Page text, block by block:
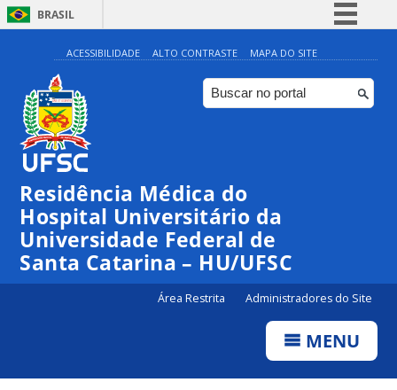
BRASIL
Simplifique!
Comunica BR
Participe
ACESSIBILIDADE ALTO CONTRASTE MAPA DO SITE
Residência Médica do
Hospital Universitário da
Universidade Federal de
Santa Catarina – HU/UFSC
Área Restrita Administradores do Site
MENU